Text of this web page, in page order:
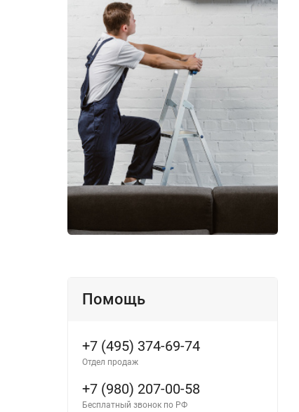
Помощь
+7 (495) 374-69-74
Отдел продаж
+7 (980) 207-00-58
Бесплатный звонок по РФ